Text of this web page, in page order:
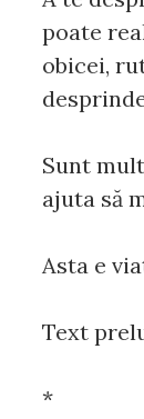
poate
obicei,
Sunt
ajuta să
Asta e
Text
*